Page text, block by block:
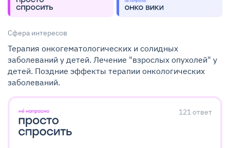
Сфера интересов
Терапия онкогематологических и солидных
заболеваний у детей. Лечение "взрослых опухолей" у
детей. Поздние эффекты терапии онкологических
заболеваний.
121ответ